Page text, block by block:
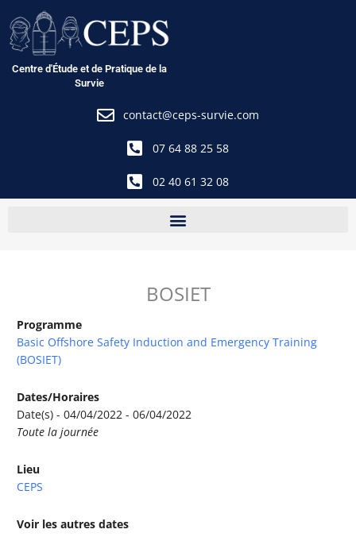
au
contenu
Centre d'Étude et de Pratique de la
Survie
contact@ceps-survie.com
07 64 88 25 58
02 40 61 32 08
BOSIET
Programme
Basic Offshore Safety Induction and Emergency Training
(BOSIET)
Dates/Horaires
Date(s) - 04/04/2022 - 06/04/2022
Toute la journée
Lieu
CEPS
Voir les autres dates